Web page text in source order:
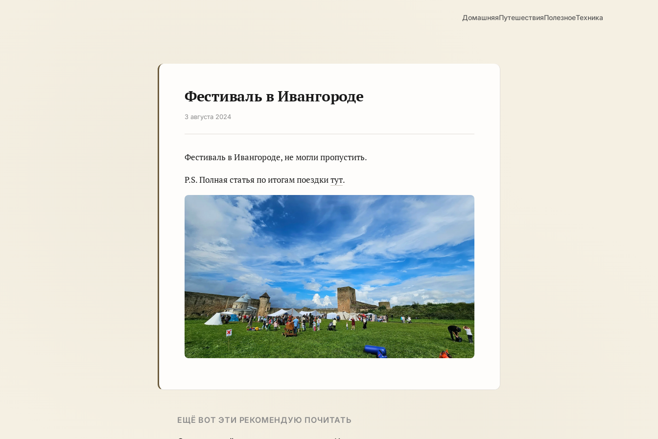
ДомашняяПутешествияПолезноеТехника
Фестиваль в Ивангороде
3 августа 2024
Фестиваль в Ивангороде, не могли пропустить.
P.S. Полная статья по итогам поездкитут.
ЕЩЁ ВОТ ЭТИ РЕКОМЕНДУЮ ПОЧИТАТЬ